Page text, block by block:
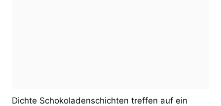
Dichte Schokoladenschichten treffen auf ein